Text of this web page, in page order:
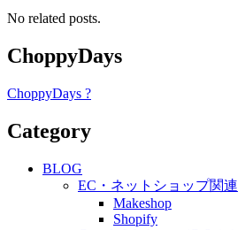
No related posts.
ChoppyDays
ChoppyDays ?
Category
BLOG
EC・ネットショップ関連
Makeshop
Shopify